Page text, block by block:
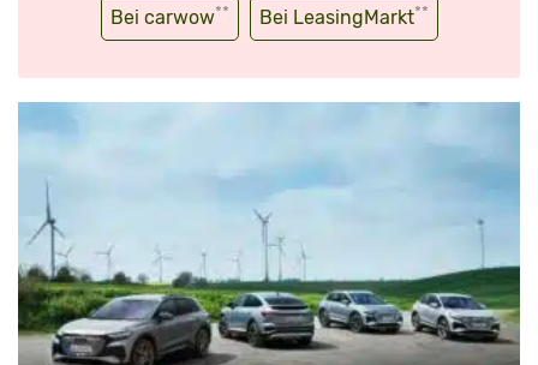
Bei carwow** Bei LeasingMarkt**